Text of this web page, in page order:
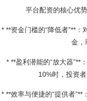
平台配资的核心优
* **资金门槛的“降低者”**
金，
* **盈利潜能的“放大器”**
10%时，投资
* **效率与便捷的“提供者